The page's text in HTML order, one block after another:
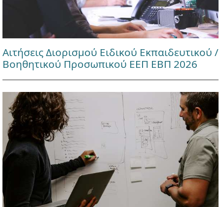
Αιτήσεις Διορισμού Ειδικού Εκπαιδευτικού /
Βοηθητικού Προσωπικού ΕΕΠ ΕΒΠ 2026